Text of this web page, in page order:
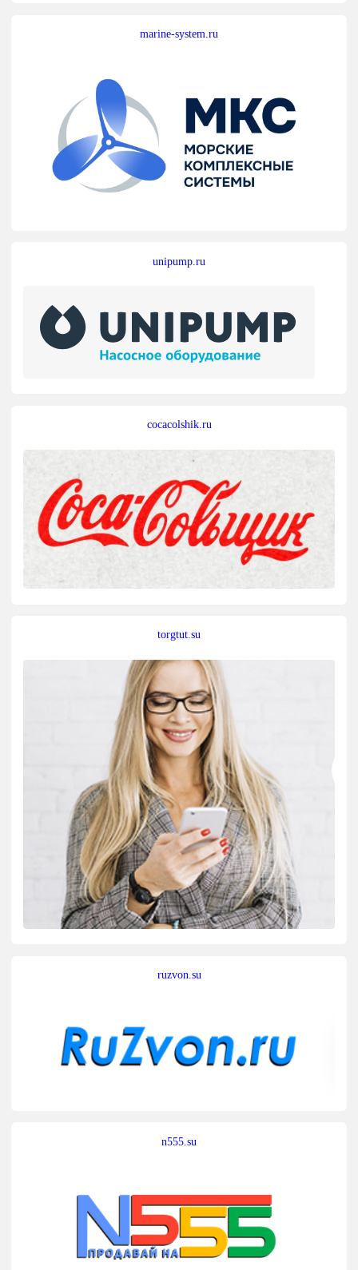
marine-system.ru
unipump.ru
cocacolshik.ru
torgtut.su
ruzvon.su
n555.su